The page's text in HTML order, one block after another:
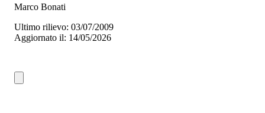
Marco Bonati
Ultimo rilievo: 03/07/2009
Aggiornato il: 14/05/2026